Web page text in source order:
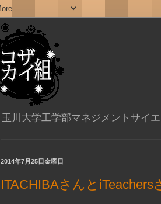
玉川大学工学部マネジメントサイ
2014年7月25日金曜日
ITACHIBAさんとiTeachers